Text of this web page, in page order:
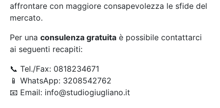
affrontare con maggiore consapevolezza le sfide del
mercato.
Per una consulenza gratuita è possibile contattarci
ai seguenti recapiti:
📞 Tel./Fax: 0818234671
📱 WhatsApp: 3208542762
📧 Email: info@studiogiugliano.it